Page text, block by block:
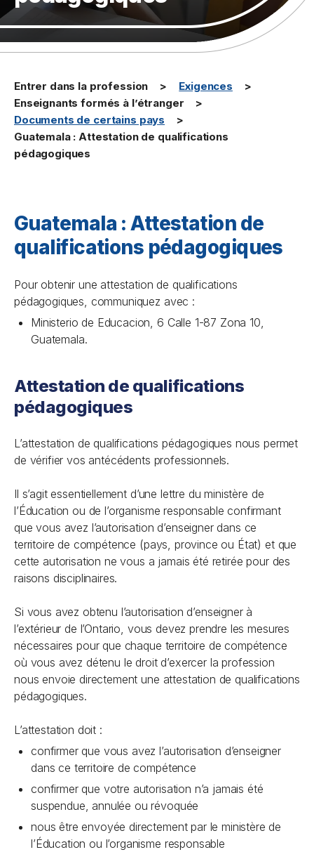
Entrer dans la profession
Exigences
Enseignants formés à l’étranger
Documents de certains pays
Guatemala : Attestation de qualifications
pédagogiques
Guatemala : Attestation de
qualifications pédagogiques
Pour obtenir une attestation de qualifications
pédagogiques, communiquez avec :
Ministerio de Educacion, 6 Calle 1-87 Zona 10,
Guatemala.
Attestation de qualifications
pédagogiques
L’attestation de qualifications pédagogiques nous permet
de vérifier vos antécédents professionnels.
Il s’agit essentiellement d’une lettre du ministère de
l’Éducation ou de l’organisme responsable confirmant
que vous avez l’autorisation d’enseigner dans ce
territoire de compétence (pays, province ou État) et que
cette autorisation ne vous a jamais été retirée pour des
raisons disciplinaires.
Si vous avez obtenu l’autorisation d’enseigner à
l’extérieur de l’Ontario, vous devez prendre les mesures
nécessaires pour que chaque territoire de compétence
où vous avez détenu le droit d’exercer la profession
nous envoie directement une attestation de qualifications
pédagogiques.
L’attestation doit :
confirmer que vous avez l’autorisation d’enseigner
dans ce territoire de compétence
confirmer que votre autorisation n’a jamais été
suspendue, annulée ou révoquée
nous être envoyée directement par le ministère de
l’Éducation ou l’organisme responsable